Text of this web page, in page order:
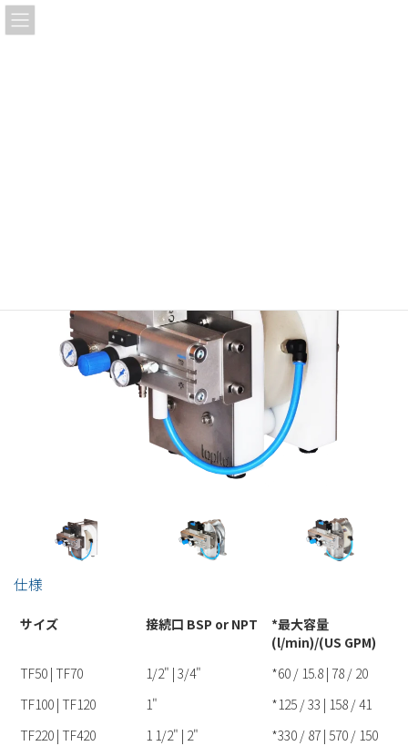
コ
ン
ナ
ビ
仕様
サイズ 接続口 BSP or NPT
*最大容量
(l/min)/(US GPM)
TF50 | TF70
1/2" | 3/4"
*60 / 15.8 | 78 / 20
TF100 | TF120
1"
*125 / 33 | 158 / 41
TF220 | TF420
1 1/2" | 2"
*330 / 87 | 570 / 150